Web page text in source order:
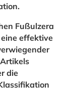
Fußulzera
effektive
die